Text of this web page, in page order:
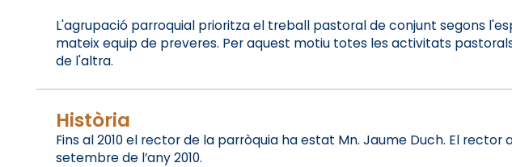
L'agrupació parroquial prioritza el treball pastoral de conjunt segons
mateix equip de preveres. Per aquest motiu totes les activitats
de l'altra.
Història
Fins al 2010 el rector de la parròquia ha estat Mn. Jaume Duch. El
setembre de l’any 2010.